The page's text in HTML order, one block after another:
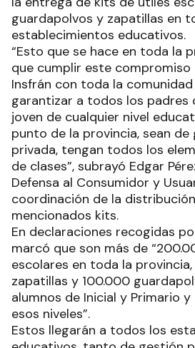
guardapolvos y zapatillas en
establecimientos educativos.
“Esto que se hace en toda la
que cumplir este
Insfrán con toda la
garantizar a todos los padres
joven de cualquier nivel
punto de la provincia, sean
privada, tengan todos los
de clases”, subrayó Edgar
Defensa al Consumidor y
coordinación de la
mencionados kits.
En declaraciones recogidas
marcó que son más de
escolares en toda la
zapatillas y 100.000
alumnos de Inicial y Primario
esos niveles”.
Estos llegarán a todos los